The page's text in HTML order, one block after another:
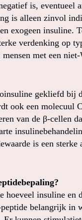
is,
is alleen zinvol
exogeen insuline.
verdenking op
met een
gekliefd bij
ook een molecuul
van de β-cellen
is een
hoeveel insuline en
belangrijk in